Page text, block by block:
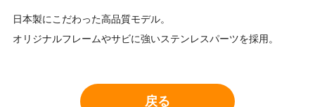
日本製にこだわった高品質モデル。
オリジナルフレームやサビに強いステンレスパーツを採用。
戻る